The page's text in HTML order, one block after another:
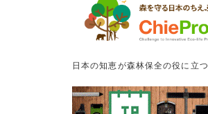
日本の知恵が森林保全の役に立つ